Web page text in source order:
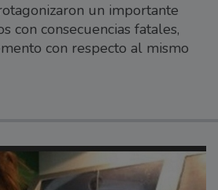
un importante
con consecuencias fatales,
con respecto al mismo